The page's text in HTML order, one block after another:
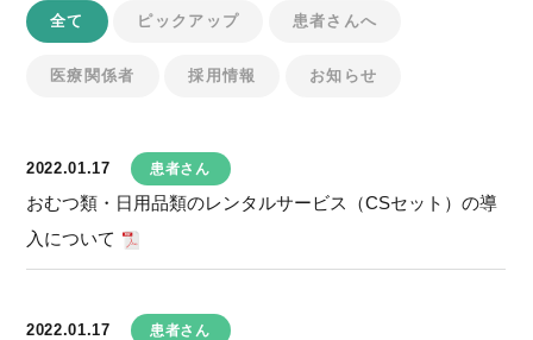
全て ピックアップ 患者さんへ
医療関係者 採用情報 お知らせ
2022.01.17 患者さん
おむつ類・日用品類のレンタルサービス（CSセット）の導
入について
2022.01.17 患者さん